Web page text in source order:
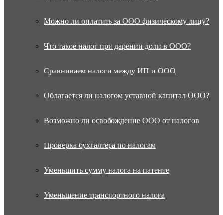
Можно ли оплатить за ООО физическому лицу?
Что такое налог при дарении доли в ООО?
Сравниваем налоги между ИП и ООО
Облагается ли налогом уставной капитал ООО?
Возможно ли освобождение ООО от налогов
Проверка бухгалтера по налогам
Уменьшить сумму налога на патенте
Уменьшение транспортного налога